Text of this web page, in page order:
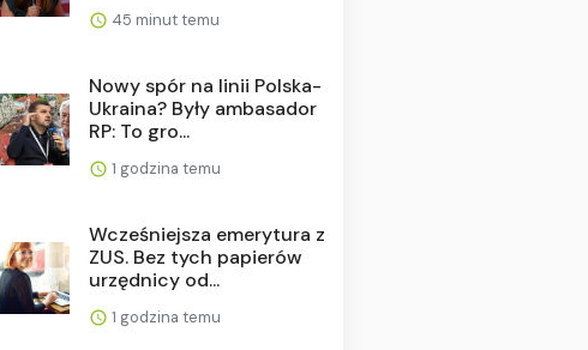
45 minut temu
Nowy spór na linii Polska-
Ukraina? Były ambasador
RP: To gro...
1 godzina temu
Wcześniejsza emerytura z
ZUS. Bez tych papierów
urzędnicy od...
1 godzina temu